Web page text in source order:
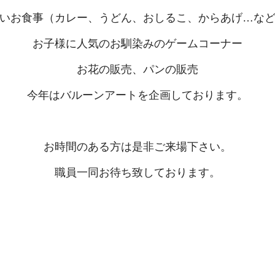
お食事（カレー、うどん、おしるこ、からあげ…な
お子様に人気のお馴染みのゲームコーナー
お花の販売、パンの販売
今年はバルーンアートを企画しております。
お時間のある方は是非ご来場下さい。
職員一同お待ち致しております。